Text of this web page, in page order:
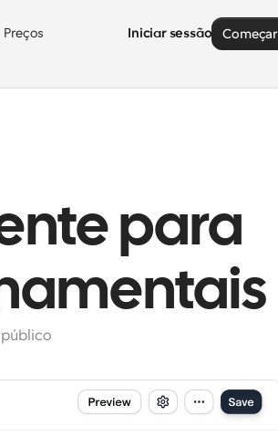
Preços Iniciar sessão Começar
para